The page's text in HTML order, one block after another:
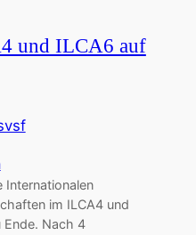
und ILCA6 auf
Internationalen
im ILCA4 und
Ende. Nach 4